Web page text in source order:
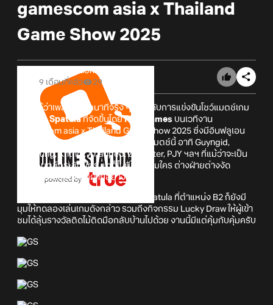
gamescom asia x Thailand
Game Show 2025
Online Station
9 เดือนที่แล้ว
29
เรียกได้ว่าเพลินกันทุกนาทีจริง ๆ ครับ กับการแข่งขันโชว์แมตช์เกม
Golden Spatulaที่จัดขึ้นโดยRiot Games บนเวทีงาน
gamescom asia x Thailand Game Show 2025 ซึ่งมีอินฟลูเอน
เซอร์ชื่อดังหลายคนมาร่วมสนุกกันในแมตช์นี้ อาทิ Guyngid,
Primkung, Kritngi, Ananped, Zylnazter, PJY ฯลฯ ที่แม้ว่าจะเป็น
เพียงแมตช์กระชับมิตร แต่ก็ไม่มีใครยอมใคร ต่างฝ่ายต่างงัด
กลยุทธ์เพื่อรับมืออีกฝ่ายอย่างเต็มที่
นอกจากนั้นแล้ว ภายในบูธ Golden Spatula ที่ตำแหน่ง B2 ก็ยังมี
มุมให้ทดลองเล่นเกมดังกล่าว รวมถึงกิจกรรม Lucky Draw ให้ผู้เข้า
ชมได้ลุ้นรางวัลติดไม้ติดมือกลับบ้านไปด้วย งานนี้มีแต่คุ้มกับคุ้มครับ